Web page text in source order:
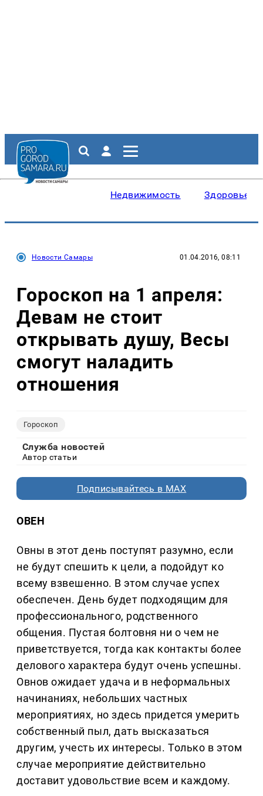
Недвижимость Здоровье
Новости Самары 01.04.2016, 08:11
Гороскоп на 1 апреля:
Девам не стоит
открывать душу, Весы
смогут наладить
отношения
Гороскоп
Служба новостей
Автор статьи
Подписывайтесь в MAX
ОВЕН
Овны в этот день поступят разумно, если
не будут спешить к цели, а подойдут ко
всему взвешенно. В этом случае успех
обеспечен. День будет подходящим для
профессионального, родственного
общения. Пустая болтовня ни о чем не
приветствуется, тогда как контакты более
делового характера будут очень успешны.
Овнов ожидает удача и в неформальных
начинаниях, небольших частных
мероприятиях, но здесь придется умерить
собственный пыл, дать высказаться
другим, учесть их интересы. Только в этом
случае мероприятие действительно
доставит удовольствие всем и каждому.